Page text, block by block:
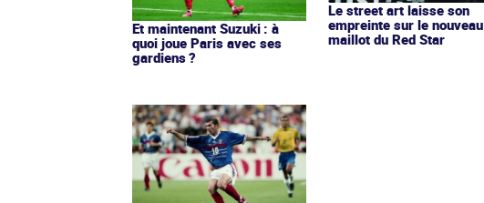
Et maintenant Suzuki : à
quoi joue Paris avec ses
gardiens ?
Le street art laisse son
empreinte sur le nouveau
maillot du Red Star